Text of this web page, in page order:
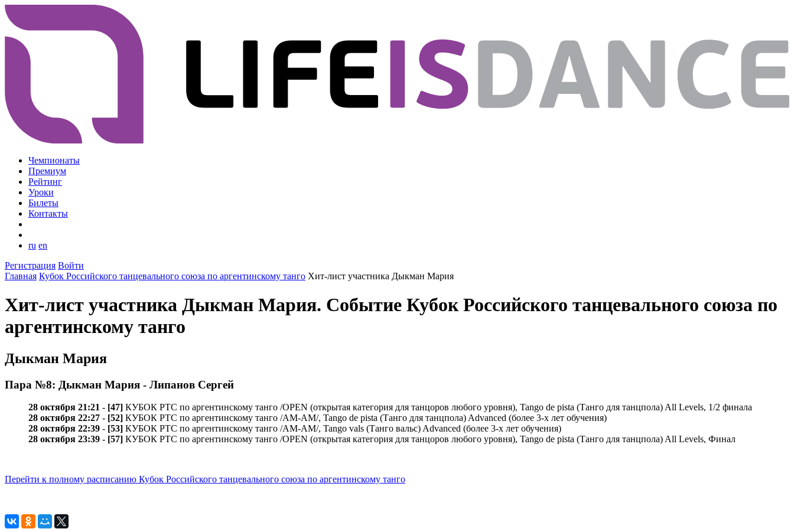
Чемпионаты
Премиум
Рейтинг
Уроки
Билеты
Контакты
ru en
Регистрация Войти
Главная Кубок Российского танцевального союза по аргентинскому танго Хит-лист участника Дыкман Мария
Хит-лист участника Дыкман Мария. Событие Кубок Российского танцевального союза по
аргентинскому танго
Дыкман Мария
Пара №8: Дыкман Мария - Липанов Сергей
28 октября 21:21 - [47] КУБОК РТС по аргентинскому танго /OPEN (открытая категория для танцоров любого уровня), Tango de pista (Танго для танцпола) All Levels, 1/2 финала
28 октября 22:27 - [52] КУБОК РТС по аргентинскому танго /AM-AM/, Tango de pista (Танго для танцпола) Advanced (более 3-х лет обучения)
28 октября 22:39 - [53] КУБОК РТС по аргентинскому танго /AM-AM/, Tango vals (Танго вальс) Advanced (более 3-х лет обучения)
28 октября 23:39 - [57] КУБОК РТС по аргентинскому танго /OPEN (открытая категория для танцоров любого уровня), Tango de pista (Танго для танцпола) All Levels, Финал
Перейти к полному расписанию Кубок Российского танцевального союза по аргентинскому танго